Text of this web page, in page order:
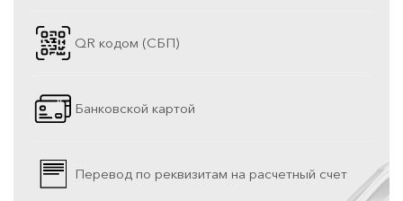
QR кодом (СБП)
Банковской картой
Перевод по реквизитам на расчетный счет